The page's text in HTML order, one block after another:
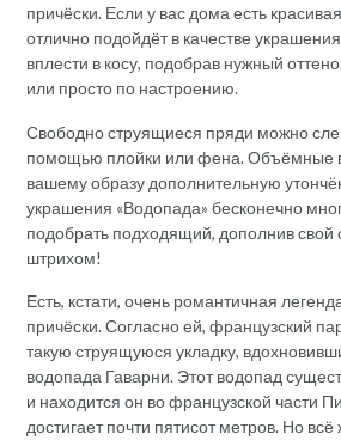
причёски. Если у вас дома есть
отлично подойдёт в качестве
вплести в косу, подобрав нужный
или просто по настроению.
Свободно струящиеся пряди можно
помощью плойки или фена. Объёмные
вашему образу дополнительную
украшения «Водопада» бесконечно
подобрать подходящий, дополнив
штрихом!
Есть, кстати, очень романтичная
причёски. Согласно ей, французский
такую струящуюся укладку,
водопада Гаварни. Этот водопад
и находится он во французской части
достигает почти пятисот метров. Но